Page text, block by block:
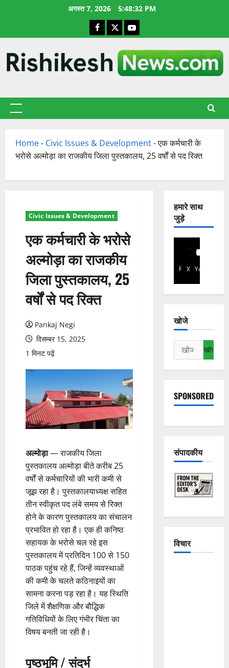
अगस्त 7, 2026 5:48:33 PM
Facebook
X YouTube
प्राथमिक
Home- Civic Issues & Development-एक कर्मचारी के
भरोसे अल्मोड़ा का राजकीय जिला पुस्तकालय, 25 वर्षों से पद रिक्त
Civic Issues & Development
एक कर्मचारी के भरोसे
अल्मोड़ा का राजकीय
जिला पुस्तकालय, 25
वर्षों से पद रिक्त
Pankaj Negi
दिसम्बर 15, 2025
1 मिनट पढ़ें
अल्मोड़ा— राजकीय जिला
पुस्तकालय अल्मोड़ा बीते करीब 25
वर्षों से कर्मचारियों की भारी कमी से
जूझ रहा है। पुस्तकालयाध्यक्ष सहित
तीन स्वीकृत पद लंबे समय से रिक्त
होने के कारण पुस्तकालय का संचालन
प्रभावित हो रहा है। एक ही कनिष्ठ
सहायक के भरोसे चल रहे इस
पुस्तकालय में प्रतिदिन 100 से 150
पाठक पहुंच रहे हैं, जिन्हें व्यवस्थाओं
की कमी के चलते कठिनाइयों का
सामना करना पड़ रहा है। यह स्थिति
जिले में शैक्षणिक और बौद्धिक
गतिविधियों के लिए गंभीर चिंता का
विषय बनती जा रही है।
पृष्ठभूमि / संदर्भ
हमारे साथ
जुड़े
Facebook
X YouTube
खोजे
निम्न
को
खोजें:
SPONSORED
संपादकीय
विचार